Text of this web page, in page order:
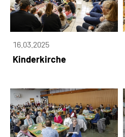
16.03.2025
Kinderkirche